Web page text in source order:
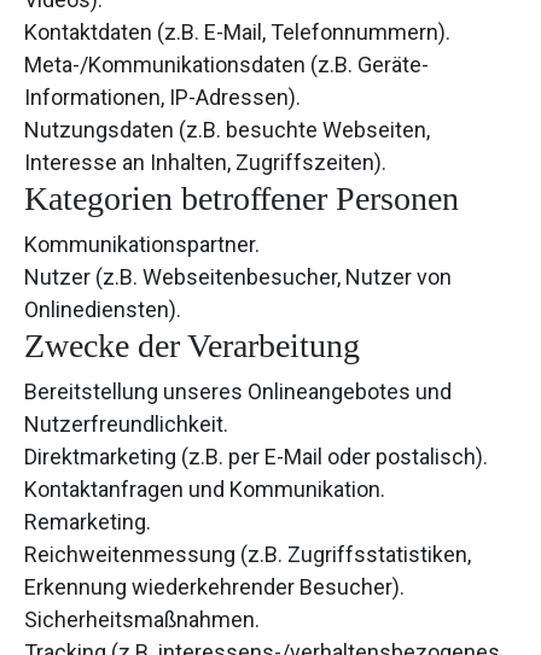
Kontaktdaten (z.B. E-Mail, Telefonnummern).
Meta-/Kommunikationsdaten (z.B. Geräte-
Informationen, IP-Adressen).
Nutzungsdaten (z.B. besuchte Webseiten,
Interesse an Inhalten, Zugriffszeiten).
Kategorien betroffener Personen
Kommunikationspartner.
Nutzer (z.B. Webseitenbesucher, Nutzer von
Onlinediensten).
Zwecke der Verarbeitung
Bereitstellung unseres Onlineangebotes und
Nutzerfreundlichkeit.
Direktmarketing (z.B. per E-Mail oder postalisch).
Kontaktanfragen und Kommunikation.
Remarketing.
Reichweitenmessung (z.B. Zugriffsstatistiken,
Erkennung wiederkehrender Besucher).
Sicherheitsmaßnahmen.